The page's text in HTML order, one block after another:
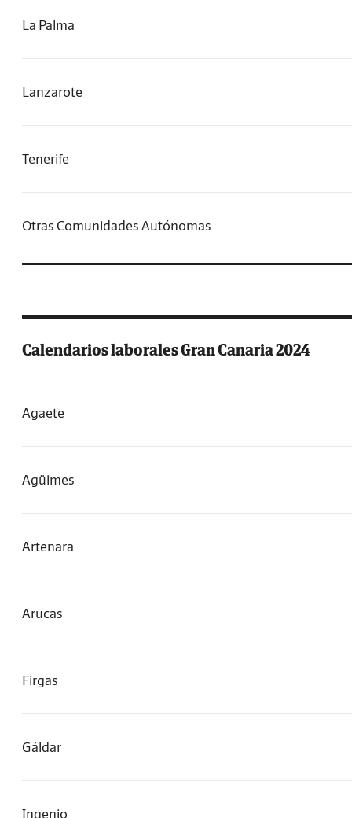
La Palma
Lanzarote
Tenerife
Otras Comunidades Autónomas
Calendarios laborales Gran Canaria 2024
Agaete
Agüimes
Artenara
Arucas
Firgas
Gáldar
Ingenio